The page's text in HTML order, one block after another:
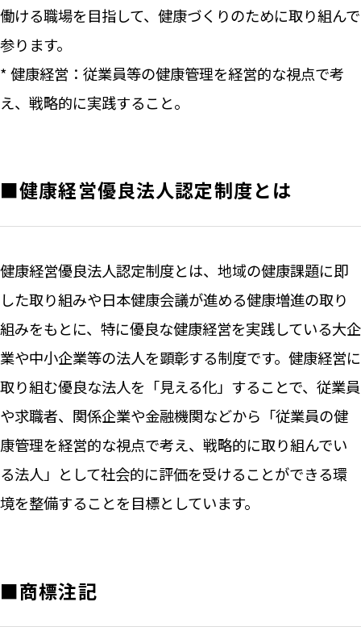
働ける職場を目指して、健康づくりのために取り組んで
参ります。
* 健康経営：従業員等の健康管理を経営的な視点で考
え、戦略的に実践すること。
■健康経営優良法人認定制度とは
健康経営優良法人認定制度とは、地域の健康課題に即
した取り組みや日本健康会議が進める健康増進の取り
組みをもとに、特に優良な健康経営を実践している大企
業や中小企業等の法人を顕彰する制度です。健康経営に
取り組む優良な法人を「見える化」することで、従業員
や求職者、関係企業や金融機関などから「従業員の健
康管理を経営的な視点で考え、戦略的に取り組んでい
る法人」として社会的に評価を受けることができる環
境を整備することを目標としています。
■商標注記